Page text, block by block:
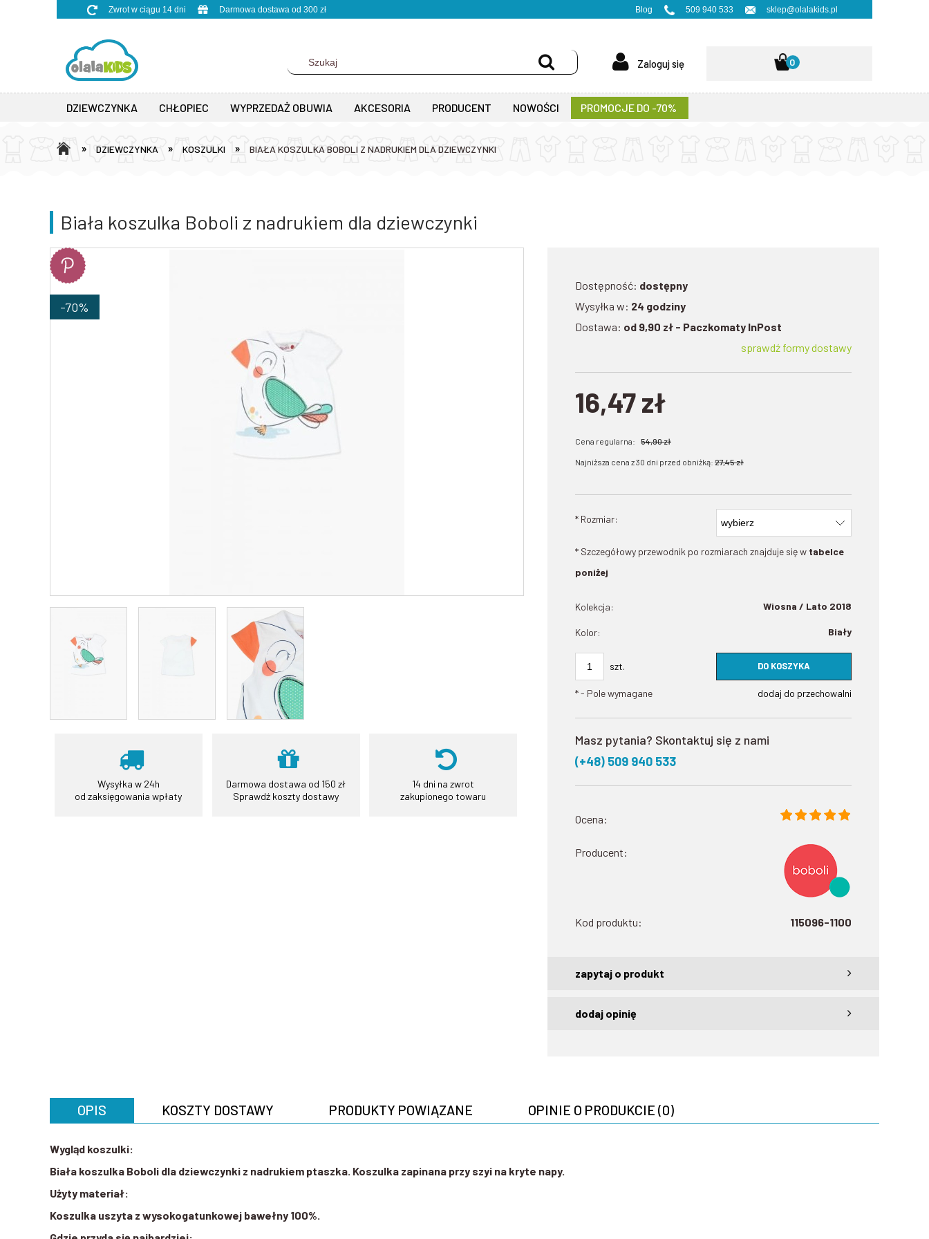
Zwrot w ciągu 14 dni Darmowa dostawa od 300 zł Blog 509 940 533 sklep@olalakids.pl
0
Zaloguj się
DZIEWCZYNKA CHŁOPIEC WYPRZEDAŻ OBUWIA AKCESORIA PRODUCENT NOWOŚCI PROMOCJE DO -70%
» DZIEWCZYNKA » KOSZULKI » BIAŁA KOSZULKA BOBOLI Z NADRUKIEM DLA DZIEWCZYNKI
Biała koszulka Boboli z nadrukiem dla dziewczynki
-70%
Wysyłka w 24h
od zaksięgowania wpłaty
Darmowa dostawa od 150 zł
Sprawdź koszty dostawy
14 dni na zwrot
zakupionego towaru
Dostępność: dostępny
Wysyłka w: 24 godziny
Dostawa: od 9,90 zł - Paczkomaty InPost
sprawdź formy dostawy
16,47 zł
Cena regularna: 54,90 zł
Najniższa cena z 30 dni przed obniżką: 27,45 zł
* Rozmiar:
* Szczegółowy przewodnik po rozmiarach znajduje się w tabelce
poniżej
Kolekcja: Wiosna / Lato 2018
Kolor: Biały
szt. DO KOSZYKA
dodaj do przechowalni
*- Pole wymagane
Masz pytania? Skontaktuj się z nami
(+48) 509 940 533
Ocena:
Producent:
Kod produktu: 115096-1100
zapytaj o produkt
dodaj opinię
OPIS KOSZTY DOSTAWY PRODUKTY POWIĄZANE OPINIE O PRODUKCIE (0)
Wygląd koszulki:
Biała koszulka Boboli dla dziewczynki z nadrukiem ptaszka. Koszulka zapinana przy szyi na kryte napy.
Użyty materiał:
Koszulka uszyta z wysokogatunkowej bawełny 100%.